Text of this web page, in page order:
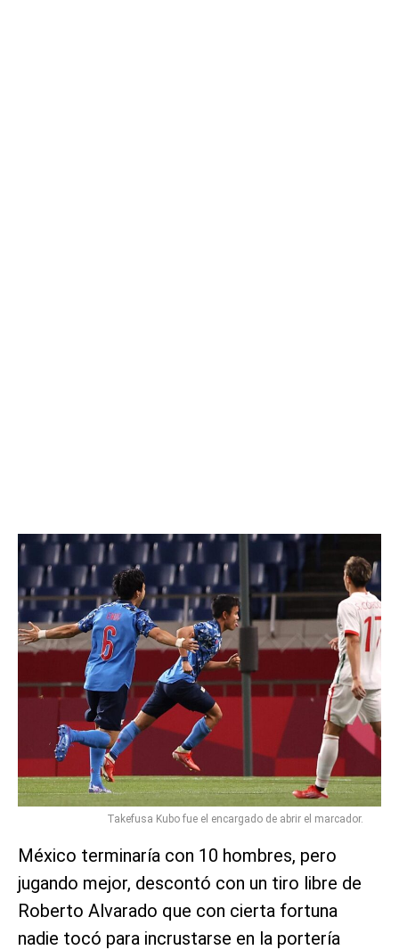
Takefusa Kubo fue el encargado de abrir el marcador.
México terminaría con 10 hombres, pero
jugando mejor, descontó con un tiro libre de
Roberto Alvarado que con cierta fortuna
nadie tocó para incrustarse en la portería